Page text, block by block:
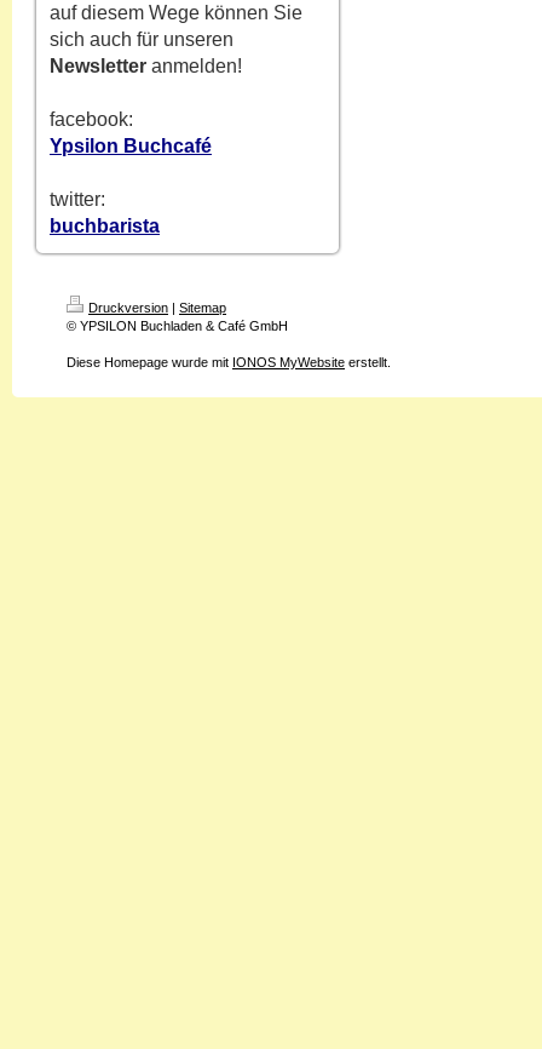
auf diesem Wege können Sie
sich auch für unseren
Newsletter anmelden!
facebook:
Ypsilon Buchcafé
twitter:
buchbarista
Druckversion | Sitemap
© YPSILON Buchladen & Café GmbH
Diese Homepage wurde mit IONOS MyWebsite erstellt.